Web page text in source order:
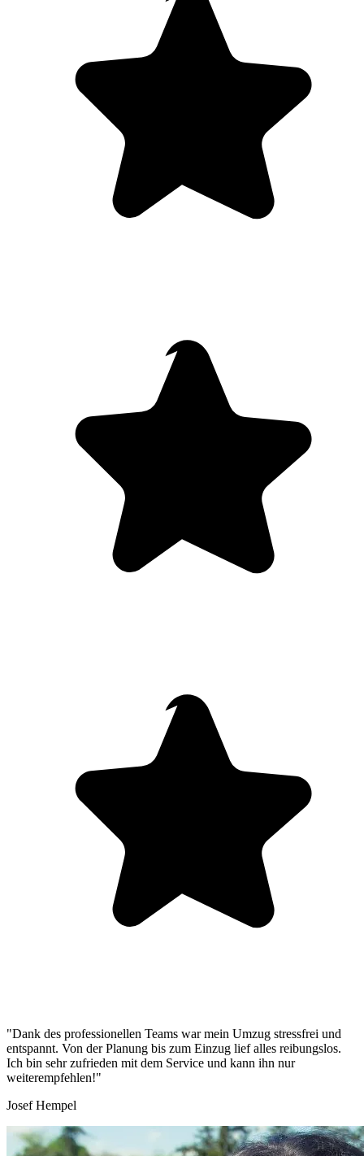
"Dank des professionellen Teams war mein Umzug stressfrei und
entspannt. Von der Planung bis zum Einzug lief alles reibungslos.
Ich bin sehr zufrieden mit dem Service und kann ihn nur
weiterempfehlen!"
Josef Hempel